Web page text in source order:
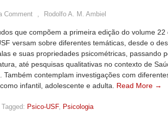
Comment , Rodolfo A. M. Ambiel
que compõem a primeira edição do volume 22
versam sobre diferentes temáticas, desde o
e suas propriedades psicométricas, passando
até pesquisas qualitativas no contexto de
Também contemplam investigações com
infantil, adolescente e adulta. Read More →
Tagged: Psico-USF, Psicologia